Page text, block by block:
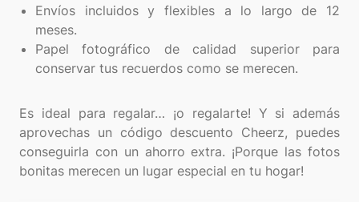
Envíos incluidos y flexibles a lo largo de 12
meses.
Papel fotográfico de calidad superior para
conservar tus recuerdos como se merecen.
Es ideal para regalar… ¡o regalarte! Y si además
aprovechas un código descuento Cheerz, puedes
conseguirla con un ahorro extra. ¡Porque las fotos